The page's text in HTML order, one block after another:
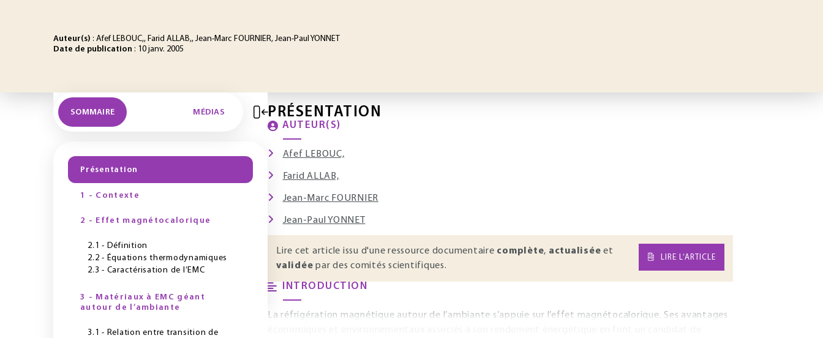
Auteur(s) : Afef LEBOUC,, Farid ALLAB,, Jean-Marc FOURNIER, Jean-Paul YONNET
Date de publication : 10 janv. 2005
SOMMAIRE MÉDIAS
Présentation
1 - Contexte
2 - Effet magnétocalorique
2.1 - Définition
2.2 - Équations thermodynamiques
2.3 - Caractérisation de l’EMC
3 - Matériaux à EMC géant
autour de l’ambiante
3.1 - Relation entre transition de
PRÉSENTATION
AUTEUR(S)
Afef LEBOUC,
Farid ALLAB,
Jean-Marc FOURNIER
Jean-Paul YONNET
Lire cet article issu d'une ressource documentaire complète, actualisée et
validée par des comités scientifiques.
LIRE L’ARTICLE
INTRODUCTION
La réfrigération magnétique autour de l’ambiante s’appuie sur l’effet magnétocalorique. Ses avantages